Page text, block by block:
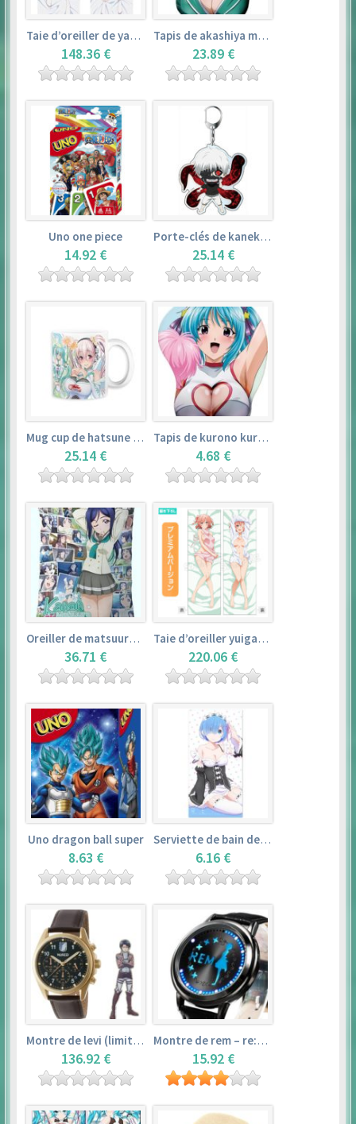
Taie d’oreiller de yamada elf – eromanga sensei
148.36 €
Tapis de akashiya moka – rosario + vampire
23.89 €
Uno one piece
14.92 €
Porte-clés de kaneki ken – tokyo ghoul
25.14 €
Mug cup de hatsune miku & super sonico – vocaloid
25.14 €
Tapis de kurono kurumu – rosario + vampire
4.68 €
Oreiller de matsuura kanan (35cm×53cm) – love live! sunshine!!
36.71 €
Taie d’oreiller yuigahama yui (50cm×150cm) – yahari ore no seishun love comedy wa machigatteiru. zoku
220.06 €
Uno dragon ball super
8.63 €
Serviette de bain de rem (120×60cm) – re:zero kara hajimeru isekai seikatsu
6.16 €
Montre de levi (limited edition) – shingeki no kyojin
136.92 €
Montre de rem – re:zero kara hajimeru isekai seikatsu
15.92 €